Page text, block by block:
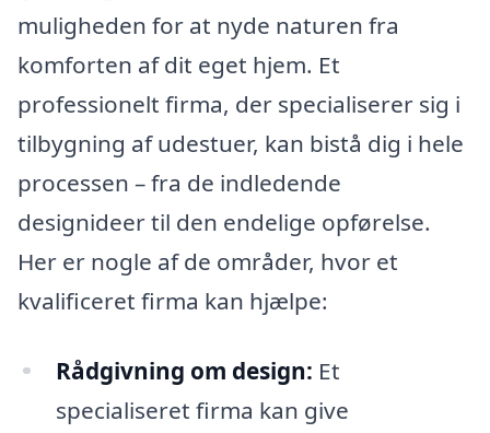
muligheden for at nyde naturen fra
komforten af dit eget hjem. Et
professionelt firma, der specialiserer sig i
tilbygning af udestuer, kan bistå dig i hele
processen – fra de indledende
designideer til den endelige opførelse.
Her er nogle af de områder, hvor et
kvalificeret firma kan hjælpe:
Rådgivning om design: Et
specialiseret firma kan give